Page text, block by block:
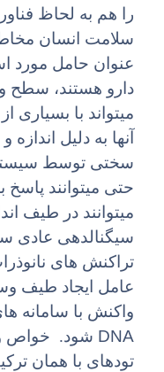
را هم به لحاظ
سلامت انسان
عنوان حامل مورد
دارو هستند، سطح
میتواند با
آنها به دلیل
سختی توسط
حتی میتوانند پاسخ
میتوانند در طیف
سیگنالدهی عادی
تراکنش های
عامل ایجاد طیف
واکنش با سامانه
DNA شود. خواص
تودهای با همان